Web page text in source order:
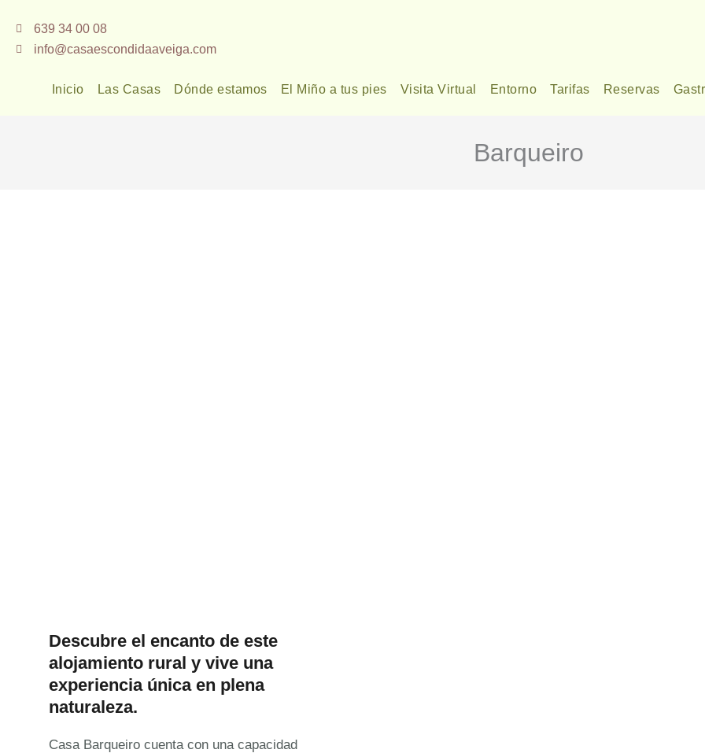
contenido
639 34 00 08
info@casaescondidaaveiga.com
Inicio Las Casas Dónde estamos El Miño a tus pies Visita Virtual Entorno Tarifas Reservas
Barqueiro
Descubre el encanto de este
alojamiento rural y vive una
experiencia única en plena
naturaleza.
Casa Barqueiro cuenta con una capacidad